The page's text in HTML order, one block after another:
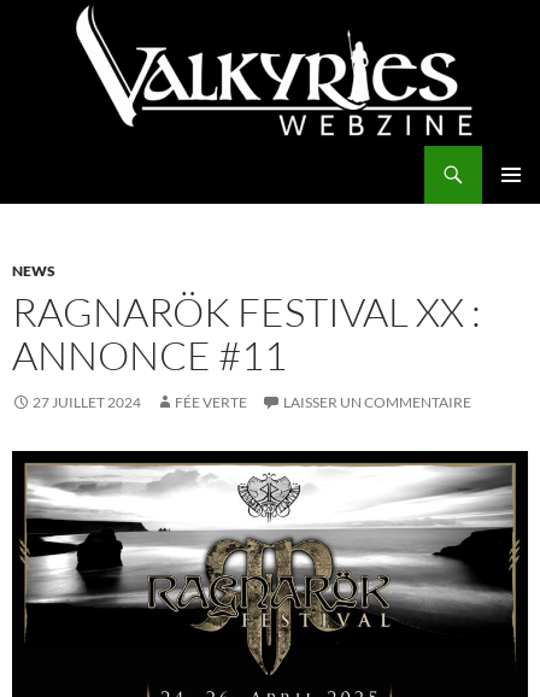
NEWS
RAGNARÖK FESTIVAL XX :
ANNONCE #11
27 JUILLET 2024 FÉE VERTE LAISSER UN COMMENTAIRE